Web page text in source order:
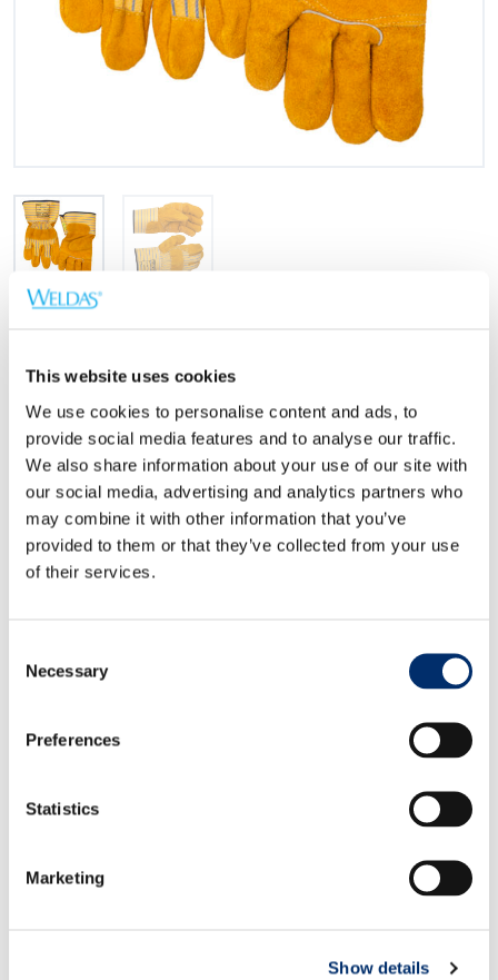
This website uses cookies
We use cookies to personalise content and ads, to
provide social media features and to analyse our traffic.
We also share information about your use of our site with
our social media, advertising and analytics partners who
may combine it with other information that you’ve
provided to them or that they’ve collected from your use
of their services.
Selection
Necessary
Preferences
Statistics
Marketing
Show details
3144B
Normer
EN 388:2016/A1:2018
Storlekar
Begär erbjudande
Köpa direkt? Visa närmaste försäljningsställe.
Funktioner